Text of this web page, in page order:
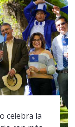
celebra la